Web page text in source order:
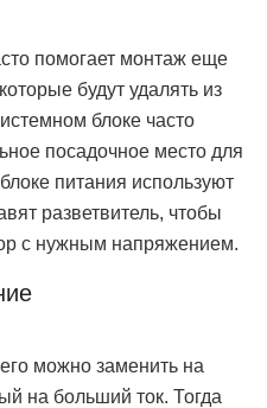
помогает монтаж еще
будут удалять из
блоке часто
посадочное место для
питания используют
разветвитель, чтобы
с нужным напряжением.
можно заменить на
на больший ток. Тогда